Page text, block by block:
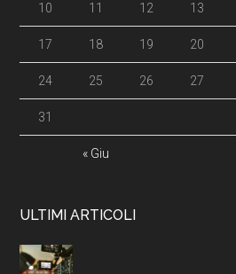
« Giu
10 11 12 13
17 18 19 20
24 25 26 27
31
ULTIMI ARTICOLI